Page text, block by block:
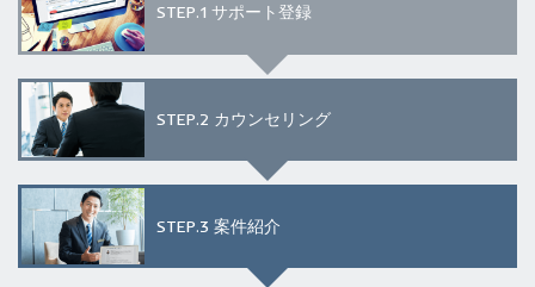
STEP.1 サポート登録
STEP.2 カウンセリング
STEP.3 案件紹介